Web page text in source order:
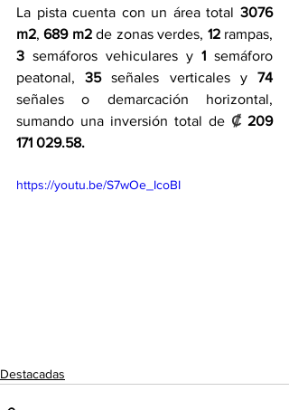
La pista cuenta con un área total 3076
m2, 689 m2 de zonas verdes, 12
3 semáforos vehiculares y 1 semáforo
peatonal, 35 señales verticales y
señales o demarcación horizontal,
sumando una inversión total de ₡ 209
171 029.58.
https://youtu.be/S7wOe_IcoBI
Destacadas